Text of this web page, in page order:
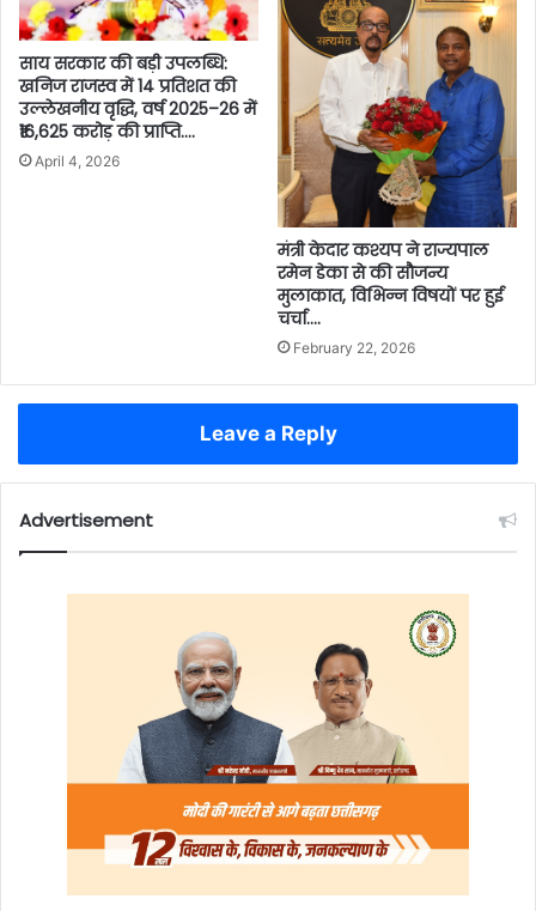
साय सरकार की बड़ी उपलब्धि:
खनिज राजस्व में 14 प्रतिशत की
उल्लेखनीय वृद्धि, वर्ष 2025–26 में
₹16,625 करोड़ की प्राप्ति….
April 4, 2026
मंत्री केदार कश्यप ने राज्यपाल
रमेन डेका से की सौजन्य
मुलाकात, विभिन्न विषयों पर हुई
चर्चा….
February 22, 2026
Leave a Reply
Advertisement